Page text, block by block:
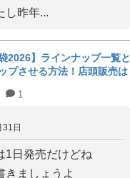
し昨年...
2026】ラインナップ一覧と
プさせる方法！店頭販売は
1
日
1日発売だけどね
きましょうよ